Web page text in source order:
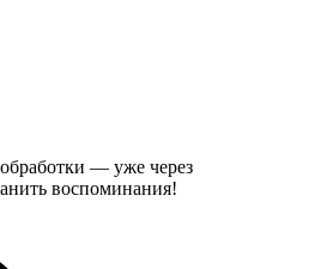
— уже через
воспоминания!